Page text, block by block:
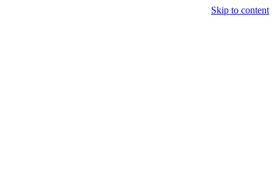
Skip to content